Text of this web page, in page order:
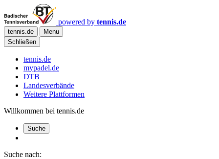
powered by tennis.de
tennis.de
Menu
Schließen
tennis.de
mypadel.de
DTB
Landesverbände
Weitere Plattformen
Willkommen bei tennis.de
Suche
Suche nach: